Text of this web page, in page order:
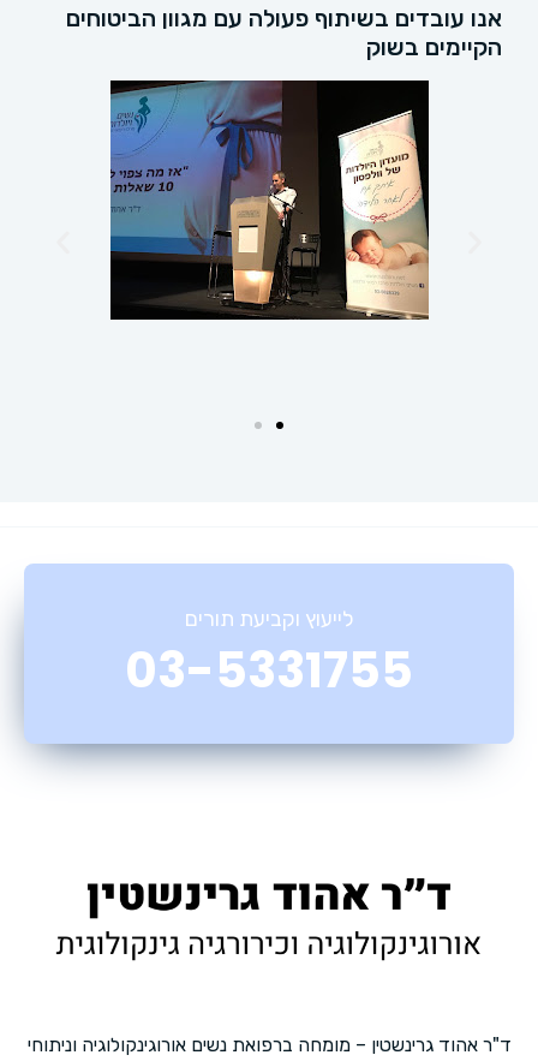
אנו עובדים בשיתוף פעולה עם מגוון הביטוחים
הקיימים בשוק
לייעוץ וקביעת תורים
03-5331755
ד"ר אהוד גרינשטין – מומחה ברפואת נשים אורוגינקולוגיה וניתוחי